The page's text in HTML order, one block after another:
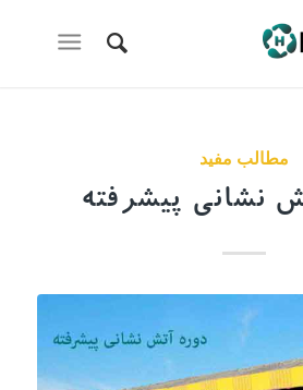
مطالب مفید
نشانی پیشرفته